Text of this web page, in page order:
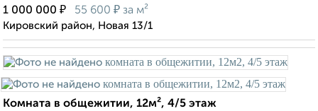
1 000 000 ₽ 55 600 ₽ за м²
Кировский район, Новая 13/1
Комната в общежитии, 12м², 4/5 этаж